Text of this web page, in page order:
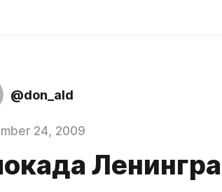
@don_ald
24, 2009